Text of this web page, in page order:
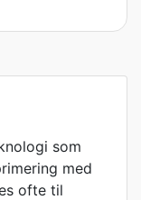
som
med
ofte til